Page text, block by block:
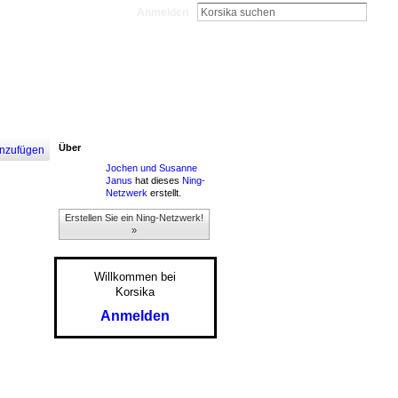
Über
Jochen und Susanne
Janus hat dieses Ning-
Netzwerk erstellt.
Erstellen Sie ein Ning-Netzwerk!
»
Willkommen bei
Korsika
Anmelden